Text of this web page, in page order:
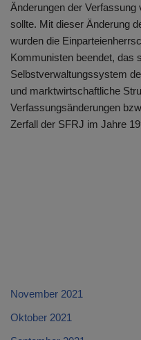
Änderungen der Verfassung
sollte. Mit dieser Änderung
wurden die
Kommunisten beendet, das
Selbstverwaltungssystem
und marktwirtschaftliche
Verfassungsänderungen
Zerfall der SFRJ im Jahre
November 2021
Oktober 2021